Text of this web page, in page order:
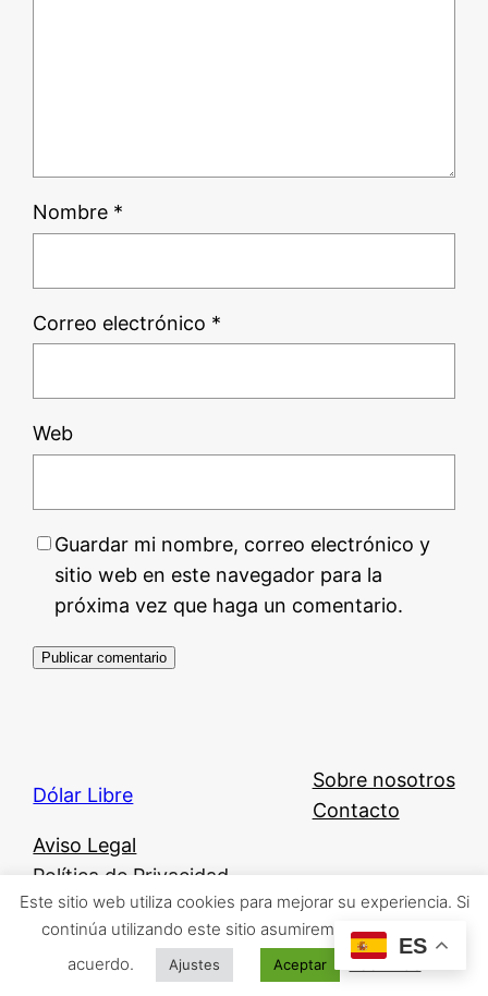
Nombre *
Correo electrónico *
Web
Guardar mi nombre, correo electrónico y
sitio web en este navegador para la
próxima vez que haga un comentario.
Dólar Libre
Sobre nosotros
Contacto
Aviso Legal
Política de Privacidad
Política de Cookies
Este sitio web utiliza cookies para mejorar su experiencia. Si
continúa utilizando este sitio asumiremos que está de
acuerdo.
Ajustes Aceptar Leer más
ES